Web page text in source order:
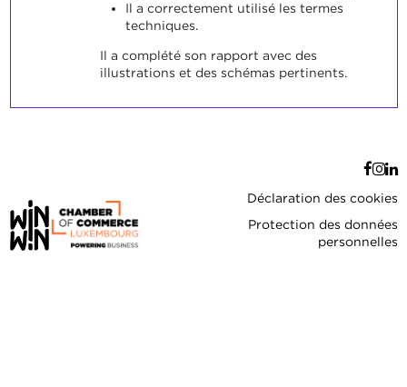
Il a correctement utilisé les termes
techniques.
Il a complété son rapport avec des
illustrations et des schémas pertinents.
Déclaration des cookies
Protection des données
personnelles